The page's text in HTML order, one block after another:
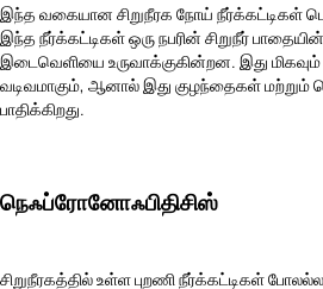
இந்த வகையான சிறுநீரக நோய் நீர்க்கட்டிகள்
இந்த நீர்க்கட்டிகள் ஒரு நபரின் சிறுநீர் பாதையின்
இடைவெளியை உருவாக்குகின்றன. இது மிகவும்
வடிவமாகும், ஆனால் இது குழந்தைகள் மற்றும்
பாதிக்கிறது.
நெஃப்ரோனோஃபிதிசிஸ்
சிறுநீரகத்தில் உள்ள புறணி நீர்க்கட்டிகள்